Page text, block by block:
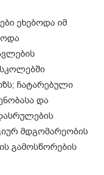
ეხებოდა იმ
ჩატარებული
და
მდგომარეობის
გამოსწორების